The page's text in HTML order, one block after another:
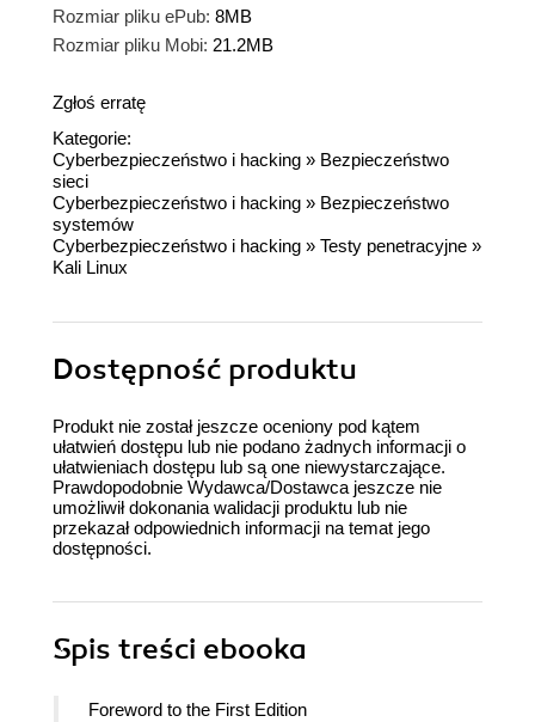
Rozmiar pliku ePub: 8MB
Rozmiar pliku Mobi: 21.2MB
Zgłoś erratę
Kategorie:
Cyberbezpieczeństwo i hacking » Bezpieczeństwo
sieci
Cyberbezpieczeństwo i hacking » Bezpieczeństwo
systemów
Cyberbezpieczeństwo i hacking » Testy penetracyjne »
Kali Linux
Dostępność produktu
Produkt nie został jeszcze oceniony pod kątem
ułatwień dostępu lub nie podano żadnych informacji o
ułatwieniach dostępu lub są one niewystarczające.
Prawdopodobnie Wydawca/Dostawca jeszcze nie
umożliwił dokonania walidacji produktu lub nie
przekazał odpowiednich informacji na temat jego
dostępności.
Spis treści ebooka
Foreword to the First Edition